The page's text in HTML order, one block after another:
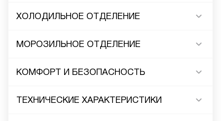
ХОЛОДИЛЬНОЕ ОТДЕЛЕНИЕ
МОРОЗИЛЬНОЕ ОТДЕЛЕНИЕ
КОМФОРТ И БЕЗОПАСНОСТЬ
ТЕХНИЧЕСКИЕ ХАРАКТЕРИСТИКИ